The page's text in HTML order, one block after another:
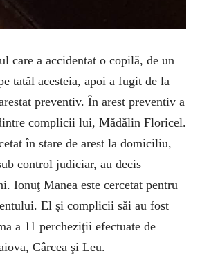
care a accidentat o copilă, de un
tatăl acesteia, apoi a fugit de la
preventiv. În arest preventiv a
complicii lui, Mădălin Floricel.
în stare de arest la domiciliu,
control judiciar, au decis
Ionuţ Manea este cercetat pentru
El şi complicii săi au fost
a 11 percheziţii efectuate de
Cârcea şi Leu.